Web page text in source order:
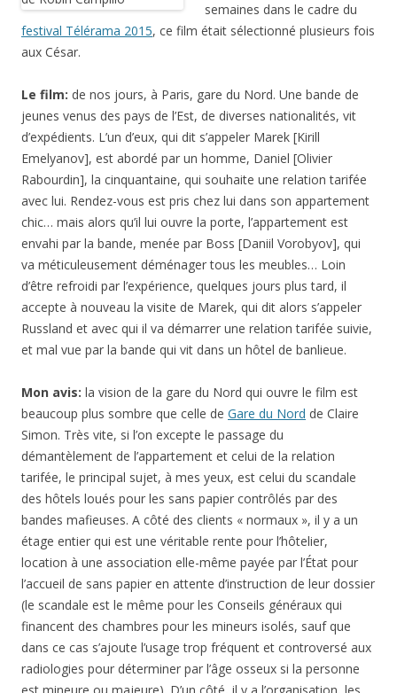
semaines dans le cadre du
festival Télérama 2015, ce film était sélectionné plusieurs fois
aux César.
Le film: de nos jours, à Paris, gare du Nord. Une bande de
jeunes venus des pays de l’Est, de diverses nationalités, vit
d’expédients. L’un d’eux, qui dit s’appeler Marek [Kirill
Emelyanov], est abordé par un homme, Daniel [Olivier
Rabourdin], la cinquantaine, qui souhaite une relation tarifée
avec lui. Rendez-vous est pris chez lui dans son appartement
chic… mais alors qu’il lui ouvre la porte, l’appartement est
envahi par la bande, menée par Boss [Daniil Vorobyov], qui
va méticuleusement déménager tous les meubles… Loin
d’être refroidi par l’expérience, quelques jours plus tard, il
accepte à nouveau la visite de Marek, qui dit alors s’appeler
Russland et avec qui il va démarrer une relation tarifée suivie,
et mal vue par la bande qui vit dans un hôtel de banlieue.
Mon avis: la vision de la gare du Nord qui ouvre le film est
beaucoup plus sombre que celle de Gare du Nord de Claire
Simon. Très vite, si l’on excepte le passage du
démantèlement de l’appartement et celui de la relation
tarifée, le principal sujet, à mes yeux, est celui du scandale
des hôtels loués pour les sans papier contrôlés par des
bandes mafieuses. A côté des clients « normaux », il y a un
étage entier qui est une véritable rente pour l’hôtelier,
location à une association elle-même payée par l’État pour
l’accueil de sans papier en attente d’instruction de leur dossier
(le scandale est le même pour les Conseils généraux qui
financent des chambres pour les mineurs isolés, sauf que
dans ce cas s’ajoute l’usage trop fréquent et controversé aux
radiologies pour déterminer par l’âge osseux si la personne